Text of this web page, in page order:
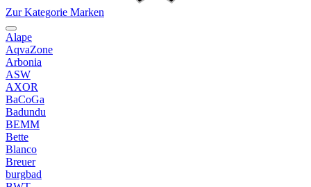
Zur Kategorie Marken
Alape
AqvaZone
Arbonia
ASW
AXOR
BaCoGa
Badundu
BEMM
Bette
Blanco
Breuer
burgbad